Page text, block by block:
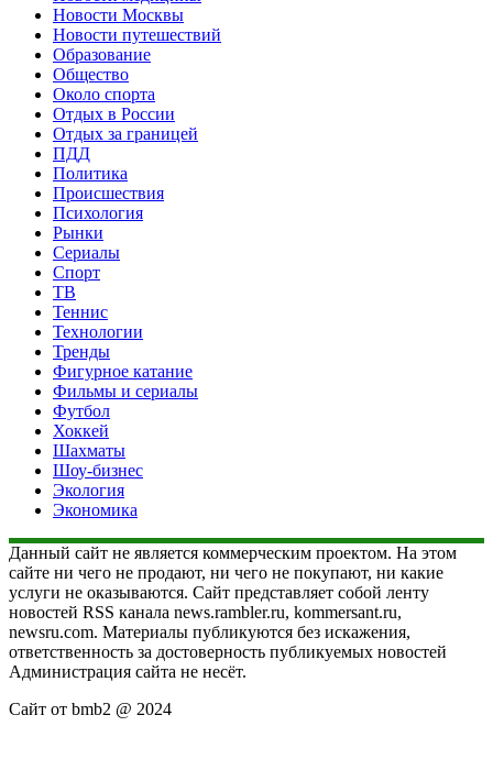
Новости Москвы
Новости путешествий
Образование
Общество
Около спорта
Отдых в России
Отдых за границей
ПДД
Политика
Происшествия
Психология
Рынки
Сериалы
Спорт
ТВ
Теннис
Технологии
Тренды
Фигурное катание
Фильмы и сериалы
Футбол
Хоккей
Шахматы
Шоу-бизнес
Экология
Экономика
Данный сайт не является коммерческим проектом. На этом
сайте ни чего не продают, ни чего не покупают, ни какие
услуги не оказываются. Сайт представляет собой ленту
новостей RSS канала news.rambler.ru, kommersant.ru,
newsru.com. Материалы публикуются без искажения,
ответственность за достоверность публикуемых новостей
Администрация сайта не несёт.
Сайт от bmb2 @ 2024